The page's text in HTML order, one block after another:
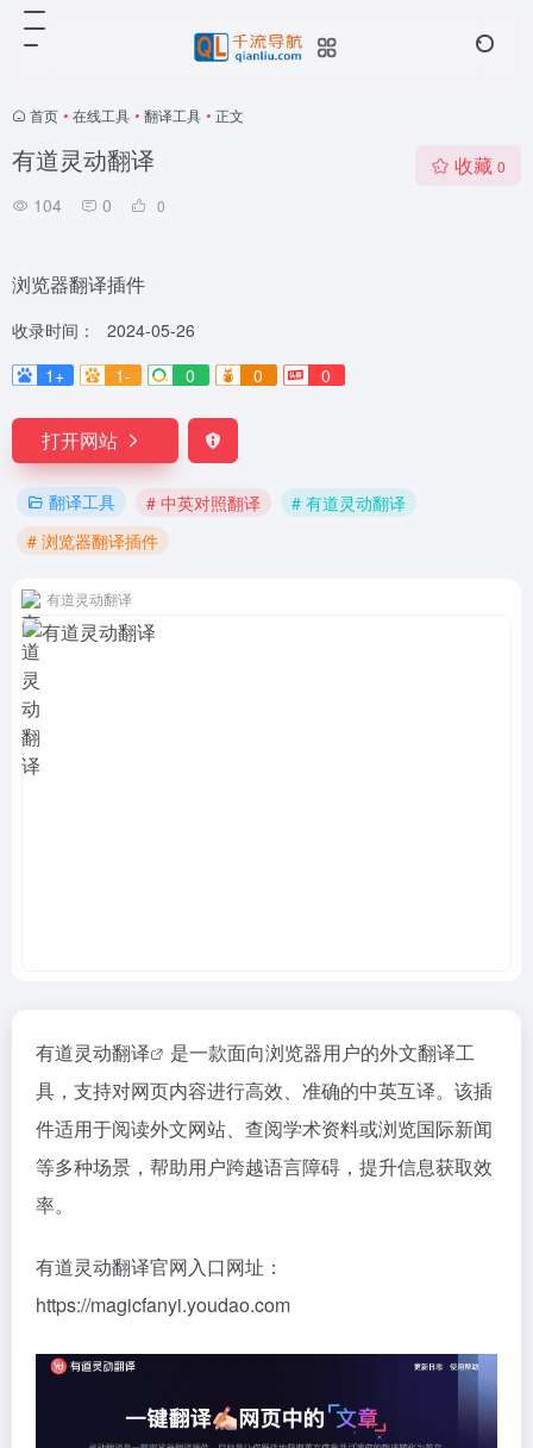
首页 • 在线工具 • 翻译工具 • 正文
有道灵动翻译
104 0 0
收藏 0
浏览器翻译插件
收录时间：
2024-05-26
1+
1- 0 0 0
打开网站
翻译工具 # 中英对照翻译
# 有道灵动翻译
# 浏览器翻译插件
有道灵动翻译
有道灵动翻译
是一款面向浏览器用户的外文翻译工
具，支持对网页内容进行高效、准确的中英互译。该插
件适用于阅读外文网站、查阅学术资料或浏览国际新闻
等多种场景，帮助用户跨越语言障碍，提升信息获取效
率。
有道灵动翻译官网入口网址：
https://magicfanyi.youdao.com